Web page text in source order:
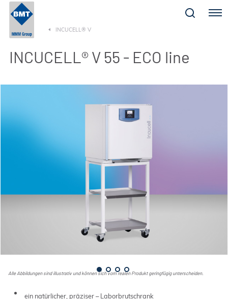
Menu
INCUCELL® V
INCUCELL® V 55 - ECO line
Alle Abbildungen sind illustrativ und können sich vom realen Produkt geringfügig unterscheiden.
ein natürlicher, präziser – Laborbrutschrank